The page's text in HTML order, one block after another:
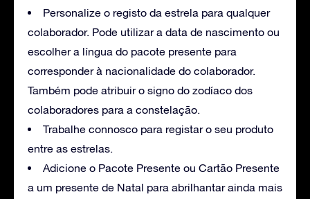
Personalize o registo da estrela para qualquer
colaborador. Pode utilizar a data de nascimento ou
escolher a língua do pacote presente para
corresponder à nacionalidade do colaborador.
Também pode atribuir o signo do zodíaco dos
colaboradores para a constelação.
Trabalhe connosco para registar o seu produto
entre as estrelas.
Adicione o Pacote Presente ou Cartão Presente
a um presente de Natal para abrilhantar ainda mais